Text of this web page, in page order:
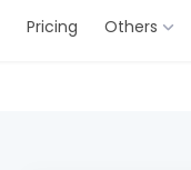
Pricing Others